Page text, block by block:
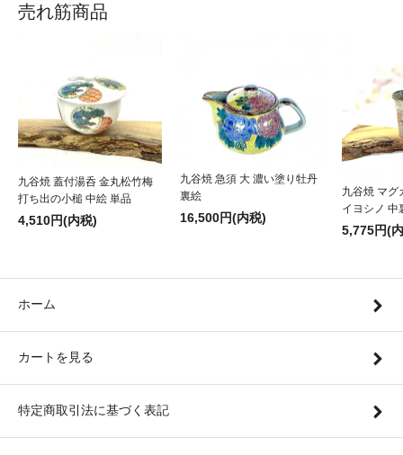
売れ筋商品
九谷焼 蓋付湯呑 金丸松竹梅
打ち出の小槌 中絵 単品
4,510円(内税)
九谷焼 急須 大 濃い塗り牡丹
裏絵
16,500円(内税)
九谷焼 マグ
イヨシノ 中
5,775円(
ホーム
カートを見る
特定商取引法に基づく表記